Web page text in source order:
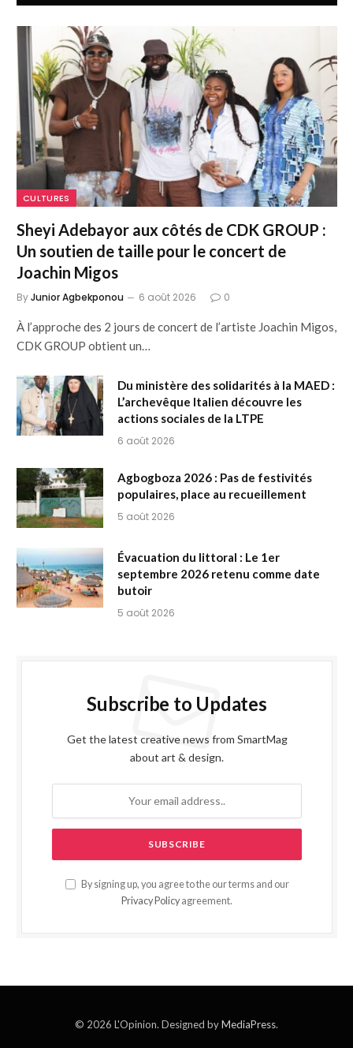
CULTURES
Sheyi Adebayor aux côtés de CDK GROUP :
Un soutien de taille pour le concert de
Joachin Migos
ByJunior Agbekponou 6 août 2026 0
À l’approche des 2 jours de concert de l’artiste Joachin Migos,
CDK GROUP obtient un…
Du ministère des solidarités à la MAED :
L’archevêque Italien découvre les
actions sociales de la LTPE
6 août 2026
Agbogboza 2026 : Pas de festivités
populaires, place au recueillement
5 août 2026
Évacuation du littoral : Le 1er
septembre 2026 retenu comme date
butoir
5 août 2026
Subscribe to Updates
Get the latest creative news from SmartMag
about art & design.
By signing up, you agree to the our terms and our
Privacy Policy agreement.
© 2026 L'Opinion. Designed byMediaPress.